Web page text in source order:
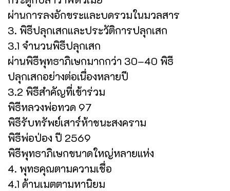
ผ่านการลงอักขระและบดรวมในมวลสาร
3. พิธีปลุกเสกและประวัติการปลุกเสก
3.1 จำนวนพิธีปลุกเสก
ผ่านพิธีพุทธาภิเษกมากกว่า 30–40 พิธี
ปลุกเสกอย่างต่อเนื่องหลายปี
3.2 พิธีสำคัญที่เข้าร่วม
พิธีหลวงพ่อทวด 97
พิธีรับทรัพย์เสาร์ห้าชนะสงคราม
พิธีพ่อป่อง ปี 2569
พิธีพุทธาภิเษกขนาดใหญ่หลายแห่ง
4. พุทธคุณตามความเชื่อ
4.1 ด้านเมตตามหานิยม